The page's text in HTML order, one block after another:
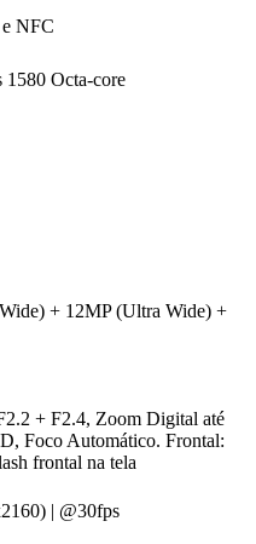
NFC
1580 Octa-core
+ 12MP (Ultra Wide) +
+ F2.4, Zoom Digital até
Foco Automático. Frontal:
frontal na tela
| @30fps